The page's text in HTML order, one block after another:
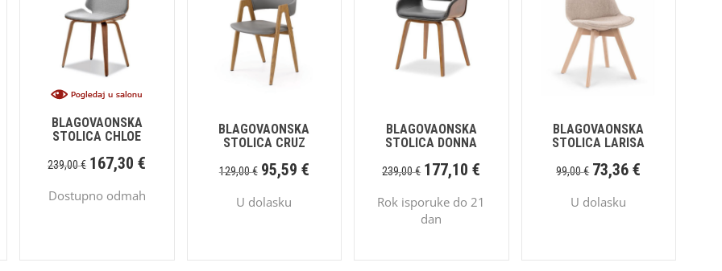
BLAGOVAONSKA
STOLICA CHLOE
239,00€ 167,30€
Dostupno odmah
BLAGOVAONSKA
STOLICA CRUZ
129,00€ 95,59 €
U dolasku
BLAGOVAONSKA
STOLICA DONNA
239,00€ 177,10€
Rok isporuke do 21
dan
BLAGOVAONSKA
STOLICA LARISA
99,00€ 73,36€
U dolasku